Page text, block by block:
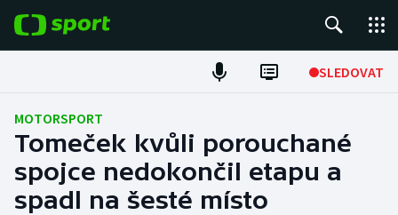
SLEDOVAT
Fotbal
Hokej
Tenis
MOTORSPORT
Tomeček kvůli porouchané
spojce nedokončil etapu a
spadl na šesté místo